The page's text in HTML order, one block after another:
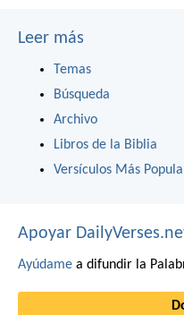
Leer más
Temas
Búsqueda
Archivo
Libros de la Biblia
Versículos Más
Apoyar
Ayúdame a difundir la